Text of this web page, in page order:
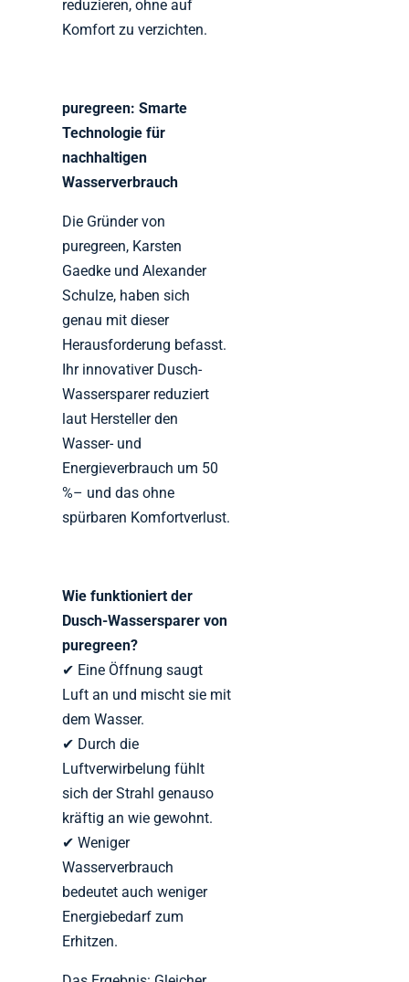
reduzieren, ohne auf
Komfort zu verzichten.
puregreen: Smarte
Technologie für
nachhaltigen
Wasserverbrauch
Die Gründer von
puregreen, Karsten
Gaedke und Alexander
Schulze, haben sich
genau mit dieser
Herausforderung befasst.
Ihr innovativer Dusch-
Wassersparer reduziert
laut Hersteller den
Wasser- und
Energieverbrauch um 50
%– und das ohne
spürbaren Komfortverlust.
Wie funktioniert der
Dusch-Wassersparer von
puregreen?
✔ Eine Öffnung saugt
Luft an und mischt sie mit
dem Wasser.
✔ Durch die
Luftverwirbelung fühlt
sich der Strahl genauso
kräftig an wie gewohnt.
✔ Weniger
Wasserverbrauch
bedeutet auch weniger
Energiebedarf zum
Erhitzen.